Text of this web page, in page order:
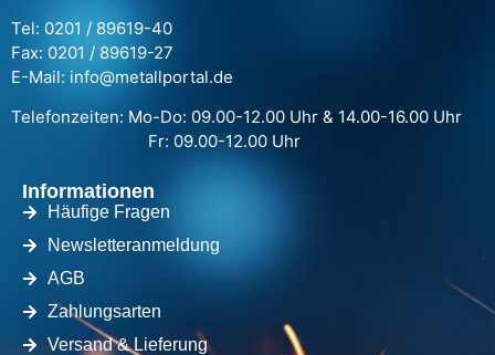
Tel: 0201 / 89619-40
Fax: 0201 / 89619-27
E-Mail: info@metallportal.de
Telefonzeiten: Mo-Do: 09.00-12.00 Uhr & 14.00-16.00 Uhr
Fr: 09.00-12.00 Uhr
Informationen
Häufige Fragen
Newsletteranmeldung
AGB
Zahlungsarten
Versand & Lieferung